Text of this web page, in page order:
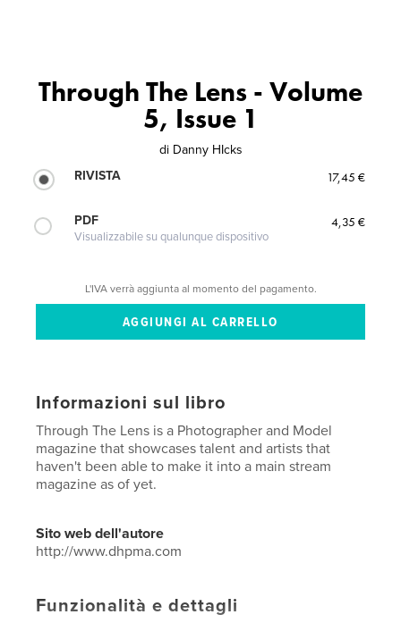
Through The Lens - Volume
5, Issue 1
di Danny HIcks
RIVISTA
17,45 €
PDF
Visualizzabile su qualunque dispositivo
4,35 €
L'IVA verrà aggiunta al momento del pagamento.
Informazioni sul libro
Through The Lens is a Photographer and Model
magazine that showcases talent and artists that
haven't been able to make it into a main stream
magazine as of yet.
Sito web dell'autore
http://www.dhpma.com
Funzionalità e dettagli